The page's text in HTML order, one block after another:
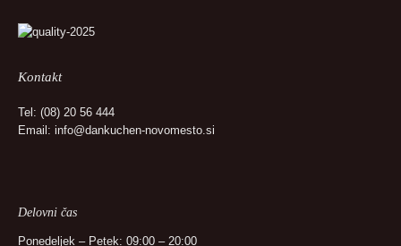
Kontakt
Tel: (08) 20 56 444
Email: info@dankuchen-novomesto.si
Delovni čas
Ponedeljek – Petek: 09:00 – 20:00